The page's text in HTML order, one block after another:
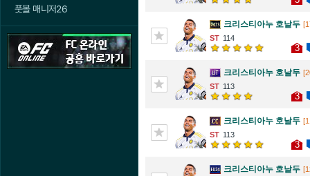
풋볼 매니저26
크리스티아누 호날두
114
3
크리스티아누 호날두
113
3
크리스티아누 호날두
113
3
크리스티아누 호날두